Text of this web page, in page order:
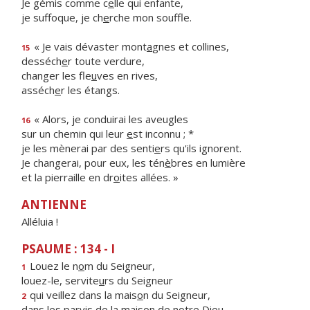
Je gémis comme ce lle qui enfante,
je suffoque, je cherche mon souffle.
15 « Je vais dévaster montagnes et collines,
dessécher toute verdure,
changer les fleuves en rives,
assécher les étangs.
16 « Alors, je conduirai les aveugles
sur un chemin qui leur est inconnu ; *
je les mènerai par des sentiers qu'ils ignorent.
Je changerai, pour eux, les ténèbres en lumière
et la pierraille en droites allées. »
ANTIENNE
Alléluia !
PSAUME : 134 - I
1 Louez le nom du Seigneur,
louez-le, serviteurs du Seigneur
2 qui veillez dans la maison du Seigneur,